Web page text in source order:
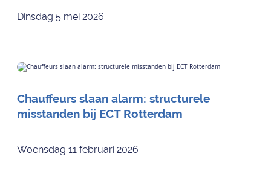
Dinsdag 5 mei 2026
Chauffeurs slaan alarm: structurele
misstanden bij ECT Rotterdam
Woensdag 11 februari 2026